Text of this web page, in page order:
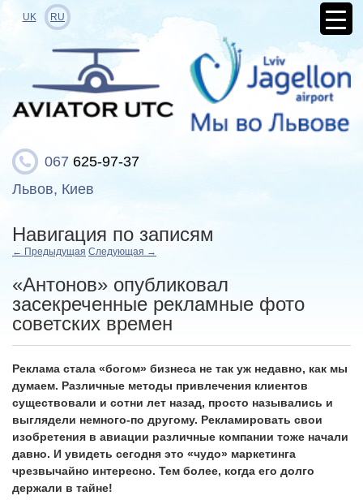
UK RU
067 625-97-37
Львов, Киев
Навигация по записям
← Предыдущая Следующая →
«Антонов» опубликовал
засекреченные рекламные фото
советских времен
Реклама стала «богом» бизнеса не так уж недавно, как мы
думаем. Различные методы привлечения клиентов
существовали и сотни лет назад, просто назывались и
выглядели немного-по другому. Рекламировать свои
изобретения в авиации различные компании тоже начали
давно. И увидеть сегодня это «чудо» маркетинга
чрезвычайно интересно. Тем более, когда его долго
держали в тайне!